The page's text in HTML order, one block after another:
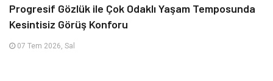
Progresif Gözlük ile Çok Odaklı Yaşam Temposunda
Kesintisiz Görüş Konforu
07 Tem 2026, Sal